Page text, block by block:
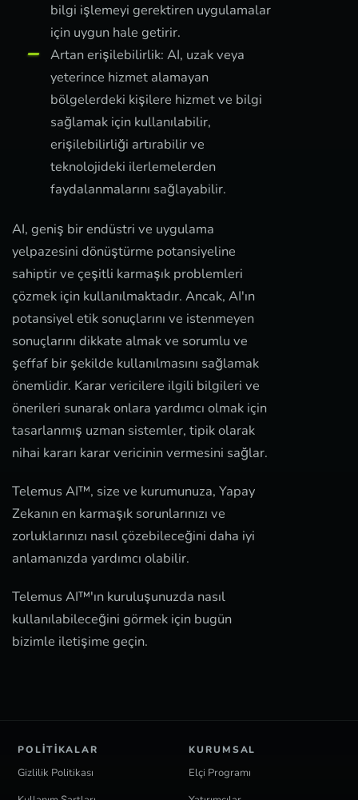
bilgi işlemeyi gerektiren uygulamalar
için uygun hale getirir.
Artan erişilebilirlik: AI, uzak veya
yeterince hizmet alamayan
bölgelerdeki kişilere hizmet ve bilgi
sağlamak için kullanılabilir,
erişilebilirliği artırabilir ve
teknolojideki ilerlemelerden
faydalanmalarını sağlayabilir.
AI, geniş bir endüstri ve uygulama
yelpazesini dönüştürme potansiyeline
sahiptir ve çeşitli karmaşık problemleri
çözmek için kullanılmaktadır. Ancak, AI'ın
potansiyel etik sonuçlarını ve istenmeyen
sonuçlarını dikkate almak ve sorumlu ve
şeffaf bir şekilde kullanılmasını sağlamak
önemlidir. Karar vericilere ilgili bilgileri ve
önerileri sunarak onlara yardımcı olmak için
tasarlanmış uzman sistemler, tipik olarak
nihai kararı karar vericinin vermesini sağlar.
Telemus AI™, size ve kurumunuza, Yapay
Zekanın en karmaşık sorunlarınızı ve
zorluklarınızı nasıl çözebileceğini daha iyi
anlamanızda yardımcı olabilir.
Telemus AI™'ın kuruluşunuzda nasıl
kullanılabileceğini görmek için bugün
bizimle iletişime geçin.
POLITIKALAR
Gizlilik Politikası
KURUMSAL
Elçi Programı